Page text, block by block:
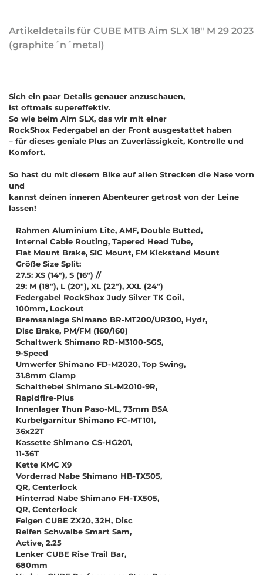
Artikeldetails für CUBE MTB Aim SLX 18" M 29 2023
(graphite´n´metal)
Sich ein paar Details genauer anzuschauen,
ist oftmals supereffektiv.
So wie beim Aim SLX, das wir mit einer
RockShox Federgabel an der Front ausgestattet haben
– für dieses geniale Plus an Zuverlässigkeit, Kontrolle und
Komfort.
So hast du mit diesem Bike auf allen Strecken die Nase vorn
und
kannst deinen inneren Abenteurer getrost von der Leine
lassen!
Rahmen Aluminium Lite, AMF, Double Butted,
Internal Cable Routing, Tapered Head Tube,
Flat Mount Brake, SIC Mount, FM Kickstand Mount
Größe Size Split:
27.5: XS (14"), S (16") //
29: M (18"), L (20"), XL (22"), XXL (24")
Federgabel RockShox Judy Silver TK Coil,
100mm, Lockout
Bremsanlage Shimano BR-MT200/UR300, Hydr,
Disc Brake, PM/FM (160/160)
Schaltwerk Shimano RD-M3100-SGS,
9-Speed
Umwerfer Shimano FD-M2020, Top Swing,
31.8mm Clamp
Schalthebel Shimano SL-M2010-9R,
Rapidfire-Plus
Innenlager Thun Paso-ML, 73mm BSA
Kurbelgarnitur Shimano FC-MT101,
36x22T
Kassette Shimano CS-HG201,
11-36T
Kette KMC X9
Vorderrad Nabe Shimano HB-TX505,
QR, Centerlock
Hinterrad Nabe Shimano FH-TX505,
QR, Centerlock
Felgen CUBE ZX20, 32H, Disc
Reifen Schwalbe Smart Sam,
Active, 2.25
Lenker CUBE Rise Trail Bar,
680mm